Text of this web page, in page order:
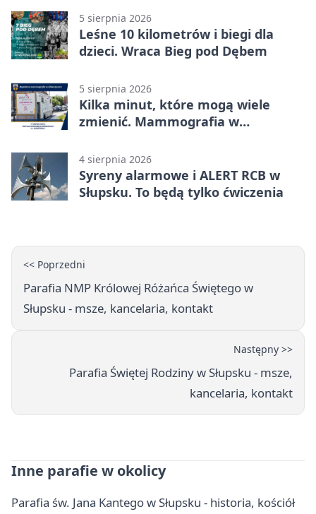
5 sierpnia 2026
Leśne 10 kilometrów i biegi dla
dzieci. Wraca Bieg pod Dębem
5 sierpnia 2026
Kilka minut, które mogą wiele
zmienić. Mammografia w
4 sierpnia 2026
Syreny alarmowe i ALERT RCB w
Słupsku. To będą tylko ćwiczenia
<< Poprzedni
Parafia NMP Królowej Różańca Świętego w
Słupsku - msze, kancelaria, kontakt
Następny >>
Parafia Świętej Rodziny w Słupsku - msze,
kancelaria, kontakt
Inne parafie w okolicy
Parafia św. Jana Kantego w Słupsku - historia, kościół